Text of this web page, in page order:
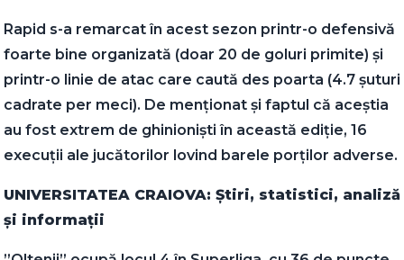
Rapid s-a remarcat în acest sezon printr-o defensivă
foarte bine organizată (doar 20 de goluri primite) și
printr-o linie de atac care caută des poarta (4.7 șuturi
cadrate per meci). De menționat și faptul că aceștia
au fost extrem de ghinioniști în această ediție, 16
execuții ale jucătorilor lovind barele porților adverse.
UNIVERSITATEA CRAIOVA: Știri, statistici, analiză
și informații